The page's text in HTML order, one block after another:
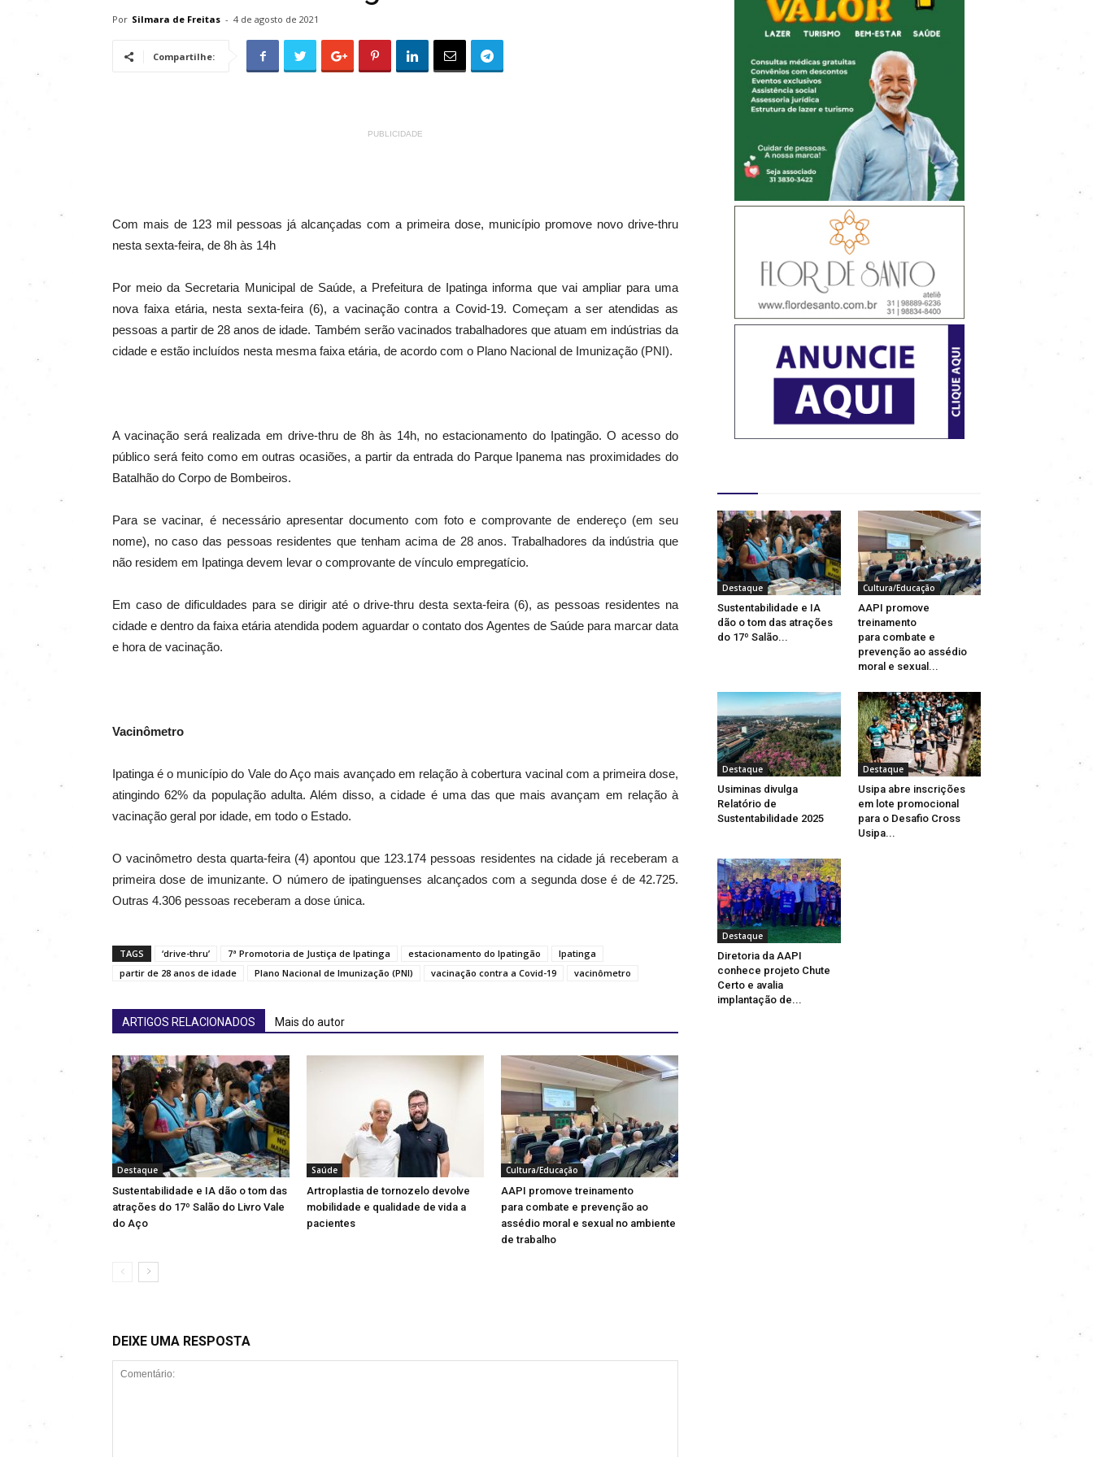
Por Silmara de Freitas - 4 de agosto de 2021
Compartilhe:
PUBLICIDADE
Com mais de 123 mil pessoas já alcançadas com a primeira dose, município promove novo drive-thru
nesta sexta-feira, de 8h às 14h
Por meio da Secretaria Municipal de Saúde, a Prefeitura de Ipatinga informa que vai ampliar para uma
nova faixa etária, nesta sexta-feira (6), a vacinação contra a Covid-19. Começam a ser atendidas as
pessoas a partir de 28 anos de idade. Também serão vacinados trabalhadores que atuam em indústrias da
cidade e estão incluídos nesta mesma faixa etária, de acordo com o Plano Nacional de Imunização (PNI).
A vacinação será realizada em drive-thru de 8h às 14h, no estacionamento do Ipatingão. O acesso do
público será feito como em outras ocasiões, a partir da entrada do Parque Ipanema nas proximidades do
Batalhão do Corpo de Bombeiros.
Para se vacinar, é necessário apresentar documento com foto e comprovante de endereço (em seu
nome), no caso das pessoas residentes que tenham acima de 28 anos. Trabalhadores da indústria que
não residem em Ipatinga devem levar o comprovante de vínculo empregatício.
Em caso de dificuldades para se dirigir até o drive-thru desta sexta-feira (6), as pessoas residentes na
cidade e dentro da faixa etária atendida podem aguardar o contato dos Agentes de Saúde para marcar data
e hora de vacinação.
Vacinômetro
Ipatinga é o município do Vale do Aço mais avançado em relação à cobertura vacinal com a primeira dose,
atingindo 62% da população adulta. Além disso, a cidade é uma das que mais avançam em relação à
vacinação geral por idade, em todo o Estado.
O vacinômetro desta quarta-feira (4) apontou que 123.174 pessoas residentes na cidade já receberam a
primeira dose de imunizante. O número de ipatinguenses alcançados com a segunda dose é de 42.725.
Outras 4.306 pessoas receberam a dose única.
TAGS ‘drive-thru’ 7ª Promotoria de Justiça de Ipatinga estacionamento do Ipatingão
Ipatinga
partir de 28 anos de idade
Plano Nacional de Imunização (PNI) vacinação contra a Covid-19 vacinômetro
ARTIGOS RELACIONADOS Mais do autor
Destaque
Sustentabilidade e IA dão o tom das
atrações do 17º Salão do Livro Vale
do Aço
Saúde
Artroplastia de tornozelo devolve
mobilidade e qualidade de vida a
pacientes
Cultura/Educação
AAPI promove treinamento
para combate e prevenção ao
assédio moral e sexual no ambiente
de trabalho
DEIXE UMA RESPOSTA
Destaque
Sustentabilidade e IA
dão o tom das atrações
do 17º Salão...
Cultura/Educação
AAPI promove
treinamento
para combate e
prevenção ao assédio
moral e sexual...
Destaque
Usiminas divulga
Relatório de
Sustentabilidade 2025
Destaque
Usipa abre inscrições
em lote promocional
para o Desafio Cross
Usipa...
Destaque
Diretoria da AAPI
conhece projeto Chute
Certo e avalia
implantação de...